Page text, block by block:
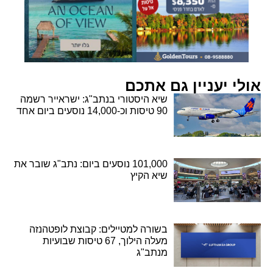
אולי יעניין גם אתכם
שיא היסטורי בנתב"ג: ישראייר רשמה
90 טיסות וכ-14,000 נוסעים ביום אחד
101,000 נוסעים ביום: נתב"ג שובר את
שיא הקיץ
בשורה למטיילים: קבוצת לופטהנזה
מעלה הילוך, 67 טיסות שבועיות
מנתב"ג